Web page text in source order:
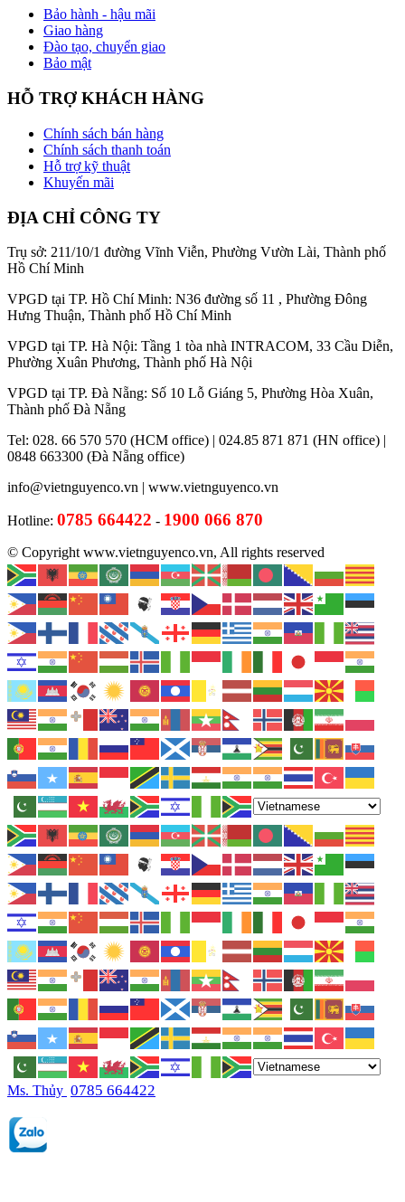
Bảo hành - hậu mãi
Giao hàng
Đào tạo, chuyển giao
Bảo mật
HỖ TRỢ KHÁCH HÀNG
Chính sách bán hàng
Chính sách thanh toán
Hỗ trợ kỹ thuật
Khuyến mãi
ĐỊA CHỈ CÔNG TY
Trụ sở: 211/10/1 đường Vĩnh Viễn, Phường Vườn Lài, Thành phố
Hồ Chí Minh
VPGD tại TP. Hồ Chí Minh: N36 đường số 11 , Phường Đông
Hưng Thuận, Thành phố Hồ Chí Minh
VPGD tại TP. Hà Nội: Tầng 1 tòa nhà INTRACOM, 33 Cầu Diễn,
Phường Xuân Phương, Thành phố Hà Nội
VPGD tại TP. Đà Nẵng: Số 10 Lỗ Giáng 5, Phường Hòa Xuân,
Thành phố Đà Nẵng
Tel: 028. 66 570 570 (HCM office) | 024.85 871 871 (HN office) |
0848 663300 (Đà Nẵng office)
info@vietnguyenco.vn | www.vietnguyenco.vn
Hotline: 0785 664422 - 1900 066 870
© Copyright www.vietnguyenco.vn, All rights reserved
Ms. Thủy 0785 664422